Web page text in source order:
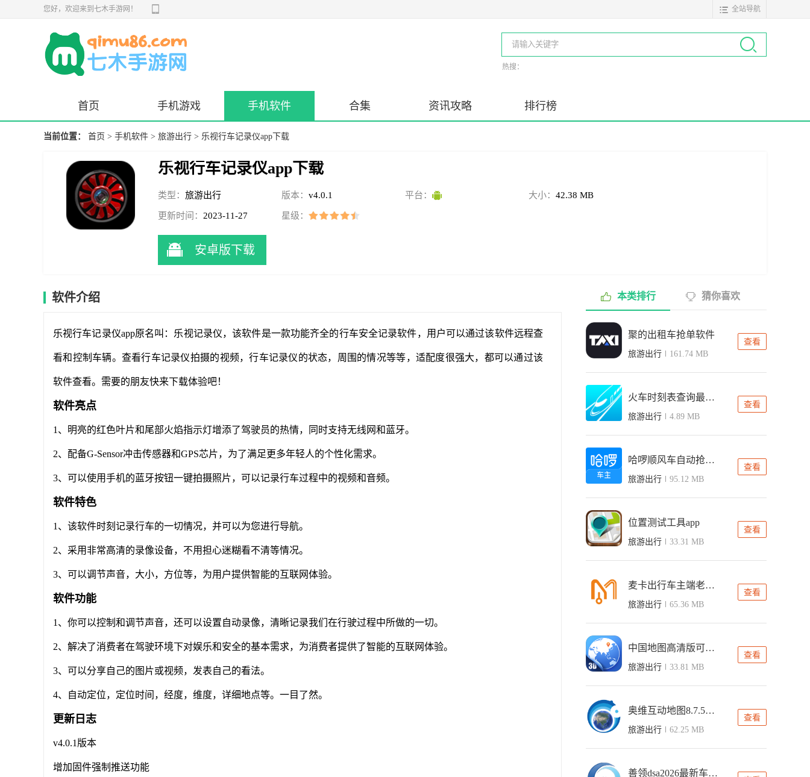
您好，欢迎来到七木手游网！ 全站导航
热搜：
首页 手机游戏 手机软件 合集 资讯攻略 排行榜
当前位置： 首页 > 手机软件 > 旅游出行 > 乐视行车记录仪app下载
乐视行车记录仪app下载
类型： 旅游出行 版本： v4.0.1 平台： 大小： 42.38 MB
更新时间： 2023-11-27
15:19:06
星级：
安卓版下载
软件介绍
乐视行车记录仪app原名叫：乐视记录仪，该软件是一款功能齐全的行车安全记录软件，用户可以通过该软件远程查
看和控制车辆。查看行车记录仪拍摄的视频，行车记录仪的状态，周围的情况等等，适配度很强大，都可以通过该
软件查看。需要的朋友快来下载体验吧！
软件亮点
1、明亮的红色叶片和尾部火焰指示灯增添了驾驶员的热情，同时支持无线网和蓝牙。
2、配备G-Sensor冲击传感器和GPS芯片，为了满足更多年轻人的个性化需求。
3、可以使用手机的蓝牙按钮一键拍摄照片，可以记录行车过程中的视频和音频。
软件特色
1、该软件时刻记录行车的一切情况，并可以为您进行导航。
2、采用非常高清的录像设备，不用担心迷糊看不清等情况。
3、可以调节声音，大小，方位等，为用户提供智能的互联网体验。
软件功能
1、你可以控制和调节声音，还可以设置自动录像，清晰记录我们在行驶过程中所做的一切。
2、解决了消费者在驾驶环境下对娱乐和安全的基本需求，为消费者提供了智能的互联网体验。
3、可以分享自己的图片或视频，发表自己的看法。
4、自动定位，定位时间，经度，维度，详细地点等。一目了然。
更新日志
v4.0.1版本
增加固件强制推送功能
本类排行 猜你喜欢
聚的出租车抢单软件
旅游出行 161.74 MB
查看
火车时刻表查询最新版
旅游出行 4.89 MB
查看
哈啰顺风车自动抢单软件
旅游出行 95.12 MB
查看
位置测试工具app
旅游出行 33.31 MB
查看
麦卡出行车主端老版本
旅游出行 65.36 MB
查看
中国地图高清版可放大电子版
旅游出行 33.81 MB
查看
奥维互动地图8.7.5旧版本
旅游出行 62.25 MB
查看
善领dsa2026最新车机ce版